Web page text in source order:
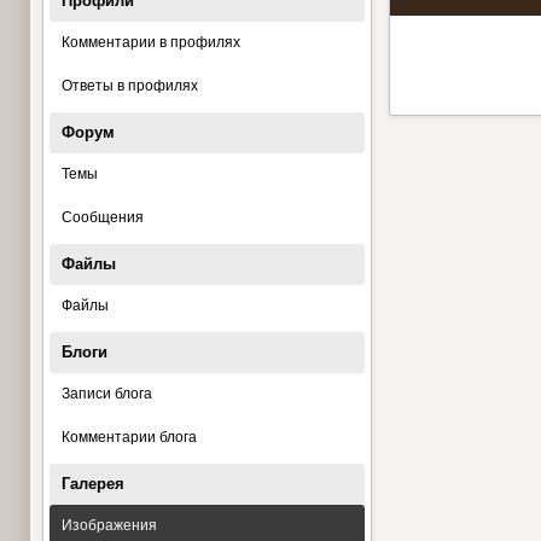
Комментарии в профилях
Ответы в профилях
Форум
Темы
Сообщения
Файлы
Файлы
Блоги
Записи блога
Комментарии блога
Галерея
Изображения